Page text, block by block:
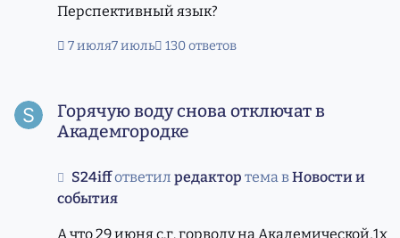
Перспективный язык?
7 июля7 июль 130 ответов
Горячую воду снова отключат в
Академгородке
S24iffответилредактор тема вНовости и
события
А что 29 июня с.г. горводу на Академической,1х